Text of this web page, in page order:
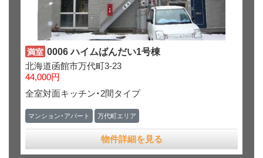
満室 0006 ハイムばんだい1号棟
北海道函館市万代町3-23
44,000円
全室対面キッチン・2間タイプ
マンション・アパート 万代町エリア
物件詳細を見る